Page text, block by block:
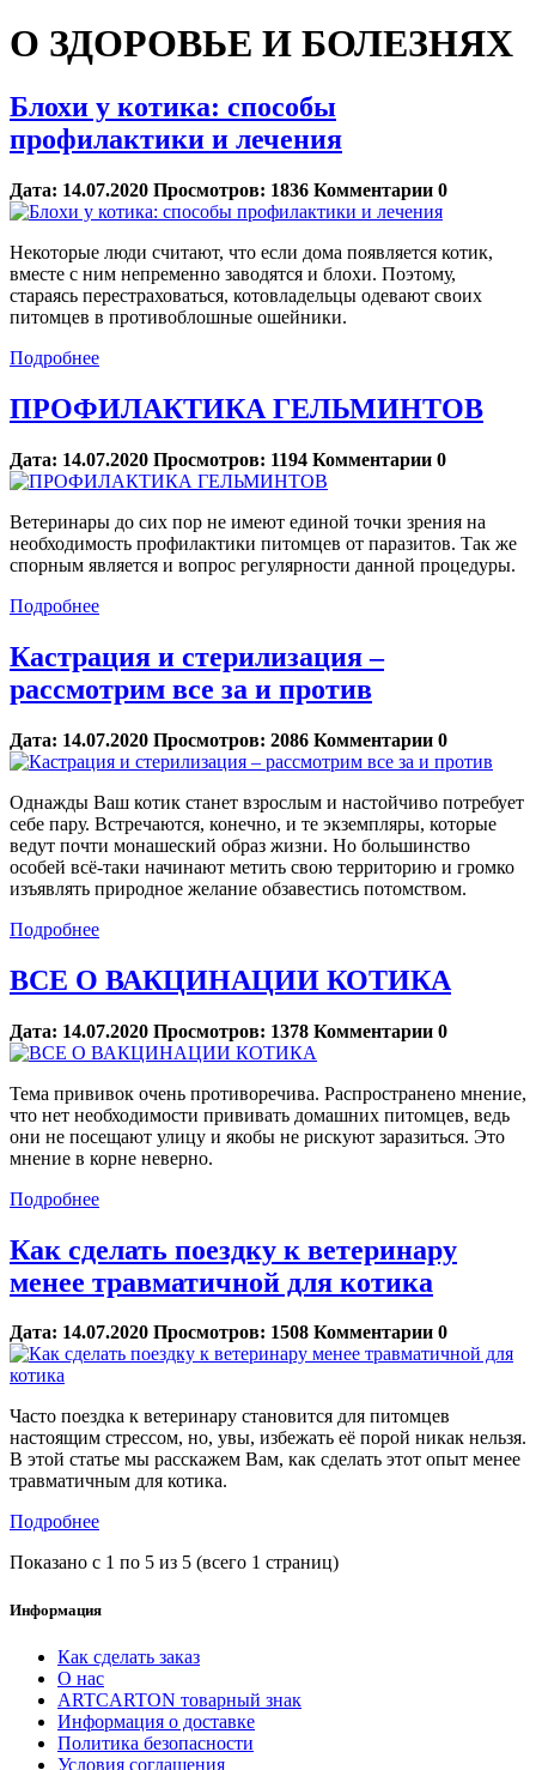
О ЗДОРОВЬЕ И БОЛЕЗНЯХ
Блохи у котика: способы
профилактики и лечения
Дата: 14.07.2020 Просмотров: 1836 Комментарии 0
Некоторые люди считают, что если дома появляется котик,
вместе с ним непременно заводятся и блохи. Поэтому,
стараясь перестраховаться, котовладельцы одевают своих
питомцев в противоблошные ошейники.
Подробнее
ПРОФИЛАКТИКА ГЕЛЬМИНТОВ
Дата: 14.07.2020 Просмотров: 1194 Комментарии 0
Ветеринары до сих пор не имеют единой точки зрения на
необходимость профилактики питомцев от паразитов. Так же
спорным является и вопрос регулярности данной процедуры.
Подробнее
Кастрация и стерилизация –
рассмотрим все за и против
Дата: 14.07.2020 Просмотров: 2086 Комментарии 0
Однажды Ваш котик станет взрослым и настойчиво потребует
себе пару. Встречаются, конечно, и те экземпляры, которые
ведут почти монашеский образ жизни. Но большинство
особей всё-таки начинают метить свою территорию и громко
изъявлять природное желание обзавестись потомством.
Подробнее
ВСЕ О ВАКЦИНАЦИИ КОТИКА
Дата: 14.07.2020 Просмотров: 1378 Комментарии 0
Тема прививок очень противоречива. Распространено мнение,
что нет необходимости прививать домашних питомцев, ведь
они не посещают улицу и якобы не рискуют заразиться. Это
мнение в корне неверно.
Подробнее
Как сделать поездку к ветеринару
менее травматичной для котика
Дата: 14.07.2020 Просмотров: 1508 Комментарии 0
Часто поездка к ветеринару становится для питомцев
настоящим стрессом, но, увы, избежать её порой никак нельзя.
В этой статье мы расскажем Вам, как сделать этот опыт менее
травматичным для котика.
Подробнее
Показано с 1 по 5 из 5 (всего 1 страниц)
Информация
Как сделать заказ
О нас
ARTCARTON товарный знак
Информация о доставке
Политика безопасности
Условия соглашения